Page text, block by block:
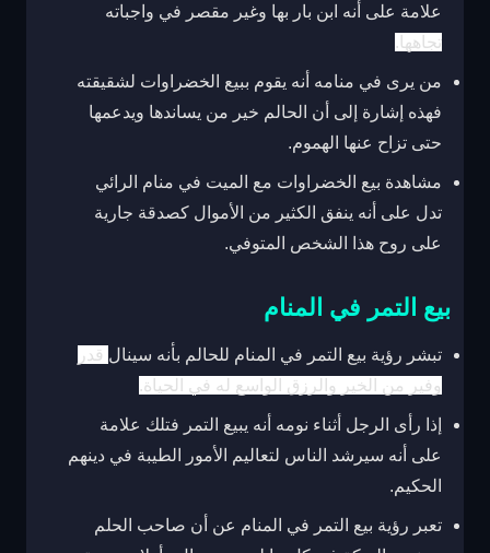
علامة على أنه ابن بار بها وغير مقصر في واجباته
تجاهها.
من يرى في منامه أنه يقوم ببيع الخضراوات لشقيقته
فهذه إشارة إلى أن الحالم خير من يساندها ويدعمها
حتى تزاح عنها الهموم.
مشاهدة بيع الخضراوات مع الميت في منام الرائي
تدل على أنه ينفق الكثير من الأموال كصدقة جارية
على روح هذا الشخص المتوفي.
بيع التمر في المنام
تبشر رؤية بيع التمر في المنام للحالم بأنه سينال قدر
وفير من الخير والرزق الواسع له في الحياة.
إذا رأى الرجل أثناء نومه أنه يبيع التمر فتلك علامة
على أنه سيرشد الناس لتعاليم الأمور الطيبة في دينهم
الحكيم.
تعبر رؤية بيع التمر في المنام عن أن صاحب الحلم